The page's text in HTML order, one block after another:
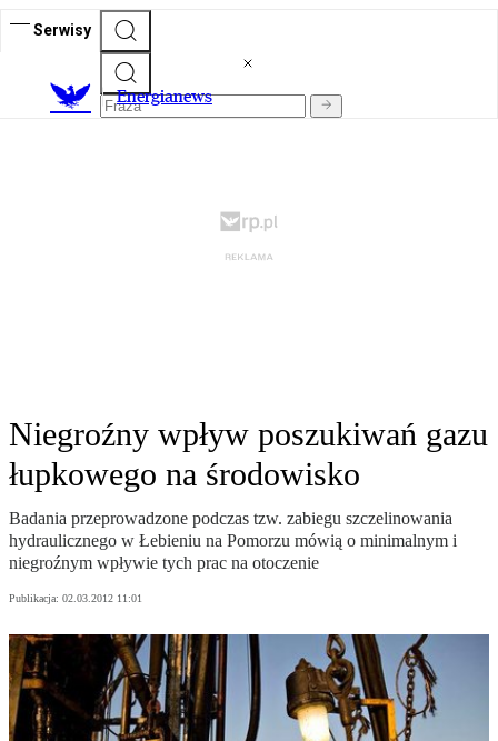
Serwisy
Energianews
Niegroźny wpływ poszukiwań gazu
łupkowego na środowisko
Badania przeprowadzone podczas tzw. zabiegu szczelinowania
hydraulicznego w Łebieniu na Pomorzu mówią o minimalnym i
niegroźnym wpływie tych prac na otoczenie
Publikacja: 02.03.2012 11:01